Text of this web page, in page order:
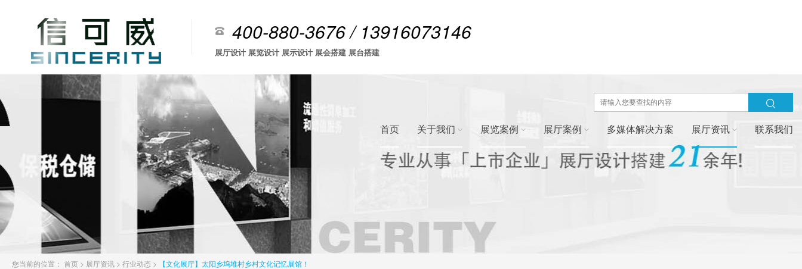
400-880-3676 / 13916073146
展厅设计 展览设计 展示设计 展会搭建 展台搭建
首页 关于我们 展览案例 展厅案例 多媒体解决方案 展厅资讯 联系我们
您当前的位置： 首页 > 展厅资讯 > 行业动态 > 【文化展厅】太阳乡坞堆村乡村文化记忆展馆！